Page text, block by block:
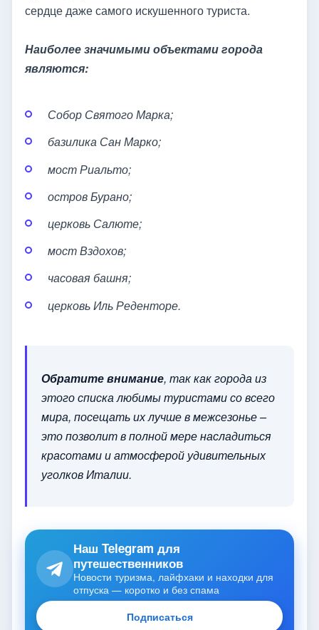
сердце даже самого искушенного туриста.
Наиболее значимыми объектами города
являются:
Собор Святого Марка;
базилика Сан Марко;
мост Риальто;
остров Бурано;
церковь Салюте;
мост Вздохов;
часовая башня;
церковь Иль Реденторе.
Обратите внимание, так как города из
этого списка любимы туристами со всего
мира, посещать их лучше в межсезонье –
это позволит в полной мере насладиться
красотами и атмосферой удивительных
уголков Италии.
Наш Telegram для
путешественников
Новости туризма, лайфхаки и находки для
отпуска — коротко и без спама
Подписаться